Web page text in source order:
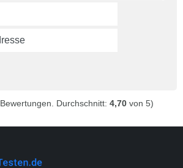
Bewertungen. Durchschnitt: 4,70 von 5)